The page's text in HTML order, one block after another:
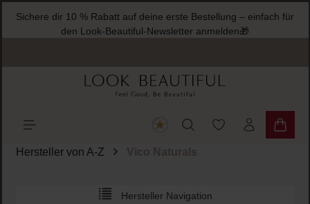
springen
Sichere dir 10 % Rabatt auf deine erste Bestellung – einfach für
den Look-Beautiful-Newsletter anmelden🎁
Du hast 0
Hersteller von A-Z Vico Naturals
Hersteller Navigation